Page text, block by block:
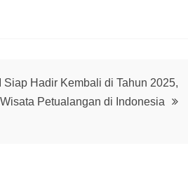
Siap Hadir Kembali di Tahun 2025,
Petualangan di Indonesia